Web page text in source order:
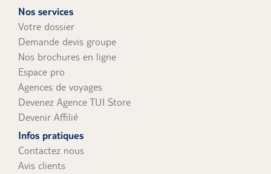
Nos services
Votre dossier
Demande devis groupe
Nos brochures en ligne
Espace pro
Agences de voyages
Devenez Agence TUI Store
Devenir Affilié
Infos pratiques
Contactez nous
Avis clients